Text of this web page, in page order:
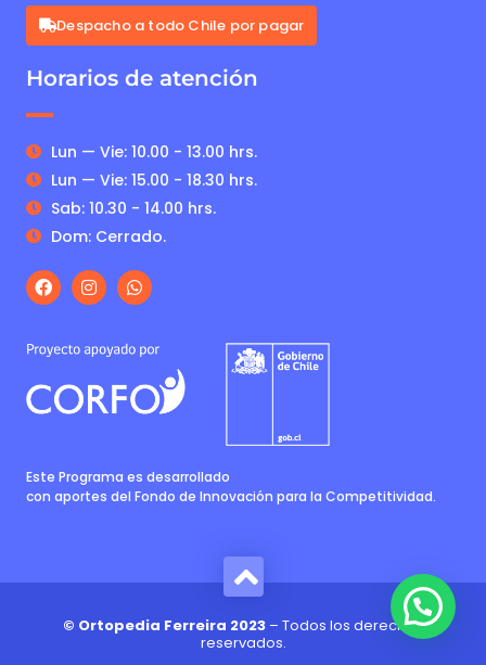
Despacho a todo Chile por pagar
Horarios de atención
Lun — Vie: 10.00 - 13.00 hrs.
Lun — Vie: 15.00 - 18.30 hrs.
Sab: 10.30 - 14.00 hrs.
Dom: Cerrado.
Este Programa es desarrollado
con aportes del Fondo de Innovación para la Competitividad.
© Ortopedia Ferreira 2023 – Todos los derechos
reservados.